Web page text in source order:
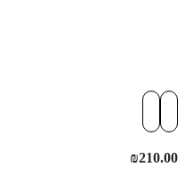
₪210.00